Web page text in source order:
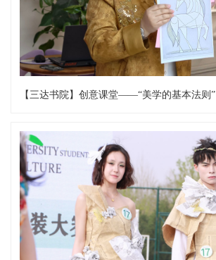
【三达书院】创意课堂——“美学的基本法则”